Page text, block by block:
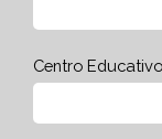
Centro Educativo